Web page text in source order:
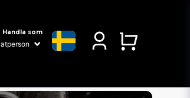
Handla som